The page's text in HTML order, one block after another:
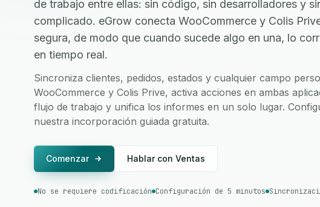
de trabajo entre ellas: sin código, sin desarrolladores y
complicado. eGrow conecta WooCommerce y Colis
segura, de modo que cuando sucede algo en una, lo
en tiempo real.
Sincroniza clientes, pedidos, estados y cualquier campo
WooCommerce y Colis Prive, activa acciones en ambas
flujo de trabajo y unifica los informes en un solo lugar.
nuestra incorporación guiada gratuita.
Comenzar Hablar con Ventas
No se requiere codificación Configuración de 5 minutos